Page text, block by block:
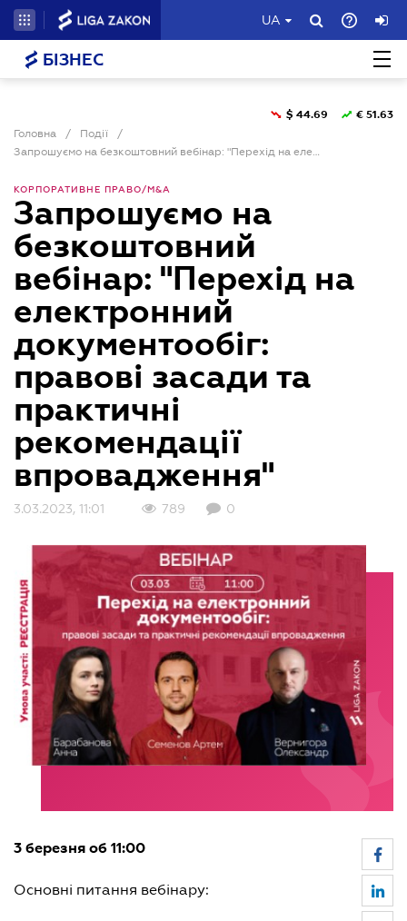
UA
БІЗНЕС
Головна / Події
/
Запрошуємо на безкоштовний вебінар: "Перехід на електронний документообіг: правові засади та практичні рекомендації впровадження"
$ 44.69 € 51.63
КОРПОРАТИВНЕ ПРАВО/M&A
Запрошуємо на
безкоштовний
вебінар: "Перехід на
електронний
документообіг:
правові засади та
практичні
рекомендації
впровадження"
3.03.2023, 11:01 789 0
3 березня об 11:00
Основні питання вебінару: